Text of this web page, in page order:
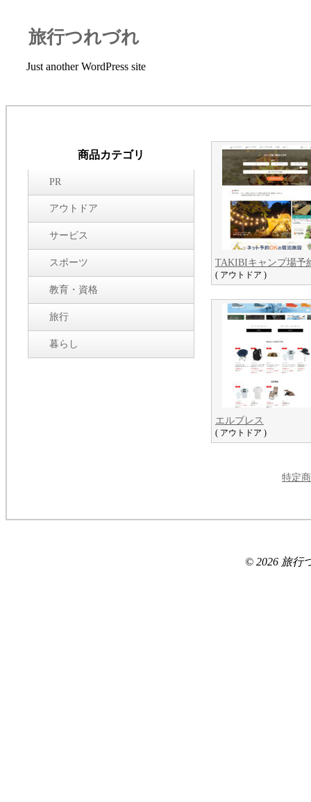
旅行つれづれ
Just another WordPress site
商品カテゴリ
PR
アウトドア
サービス
スポーツ
教育・資格
旅行
暮らし
TAKIBIキャンプ場予
( アウトドア )
エルブレス
( アウトドア )
特定
© 2026 旅行